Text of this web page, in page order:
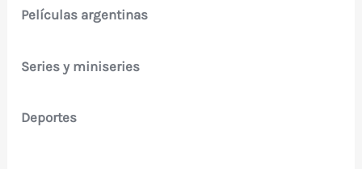
Películas argentinas
Series y miniseries
Deportes